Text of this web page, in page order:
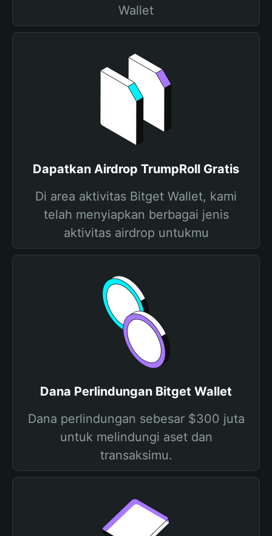
Wallet
Dapatkan Airdrop TrumpRoll Gratis
Di area aktivitas Bitget Wallet, kami
telah menyiapkan berbagai jenis
aktivitas airdrop untukmu
Dana Perlindungan Bitget Wallet
Dana perlindungan sebesar $300 juta
untuk melindungi aset dan
transaksimu.